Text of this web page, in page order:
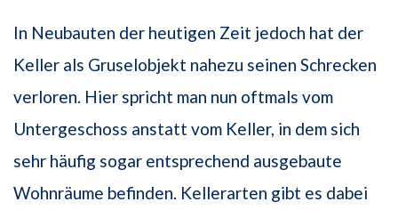
In Neubauten der heutigen Zeit jedoch hat der
Keller als Gruselobjekt nahezu seinen Schrecken
verloren. Hier spricht man nun oftmals vom
Untergeschoss anstatt vom Keller, in dem sich
sehr häufig sogar entsprechend ausgebaute
Wohnräume befinden. Kellerarten gibt es dabei